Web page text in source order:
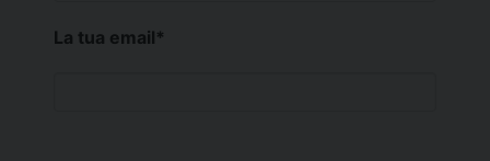
La tua email*